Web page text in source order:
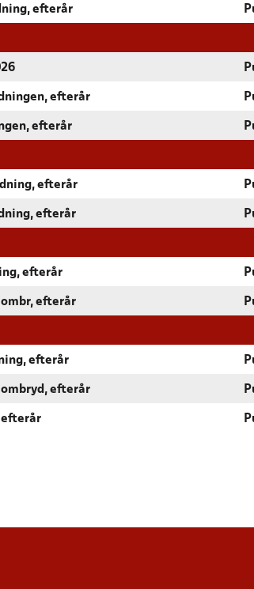
efterår
efterår
efterår
efterår
efterår
efterår
ombr, efterår
efterår
ombryd, efterår
efterår